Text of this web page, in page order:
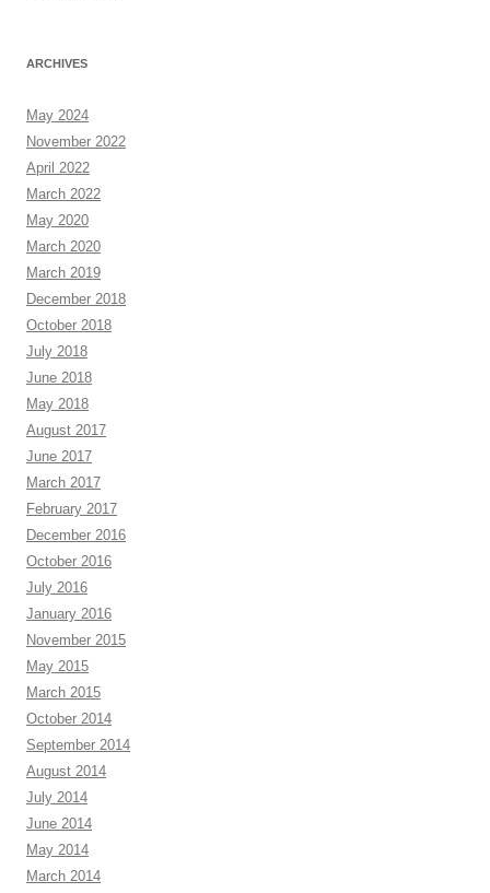
ARCHIVES
May 2024
November 2022
April 2022
March 2022
May 2020
March 2020
March 2019
December 2018
October 2018
July 2018
June 2018
May 2018
August 2017
June 2017
March 2017
February 2017
December 2016
October 2016
July 2016
January 2016
November 2015
May 2015
March 2015
October 2014
September 2014
August 2014
July 2014
June 2014
May 2014
March 2014